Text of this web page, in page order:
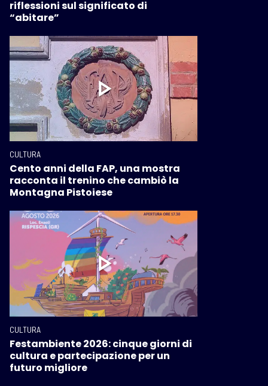
riflessioni sul significato di
“abitare”
CULTURA
Cento anni della FAP, una mostra
racconta il trenino che cambiò la
Montagna Pistoiese
CULTURA
Festambiente 2026: cinque giorni di
cultura e partecipazione per un
futuro migliore